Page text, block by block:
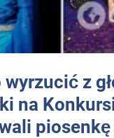
z
na